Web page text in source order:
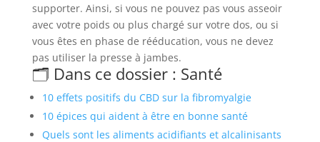
supporter. Ainsi, si vous ne pouvez pas vous asseoir
avec votre poids ou plus chargé sur votre dos, ou si
vous êtes en phase de rééducation, vous ne devez
pas utiliser la presse à jambes.
🗂️ Dans ce dossier : Santé
10 effets positifs du CBD sur la fibromyalgie
10 épices qui aident à être en bonne santé
Quels sont les aliments acidifiants et alcalinisants